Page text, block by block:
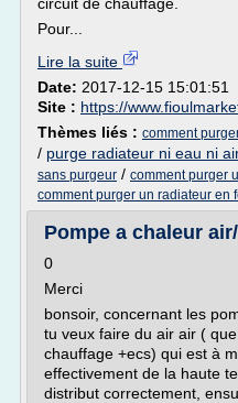
Pour...
Lire la suite
Date: 2017-12-15 15:01:51
Site : https://
Thèmes liés : comment
/ purge radiateur ni eau ni
sans purgeur / comment purger
comment purger un radiateur en
Pompe a chaleur
0
Merci
bonsoir, concernant les
tu veux faire du air air (
chauffage +ecs) qui est à
effectivement de la haute
distribut correctement,